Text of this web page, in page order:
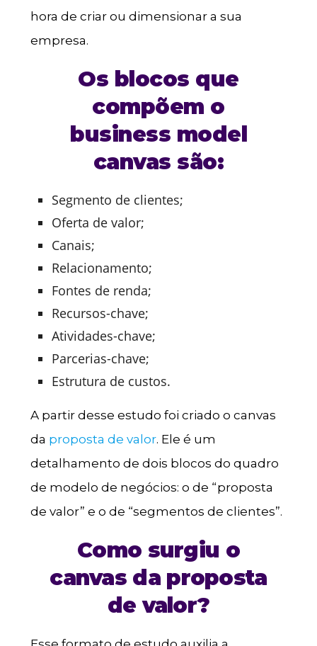
hora de criar ou dimensionar a sua
empresa.
Os blocos que
compõem o
business model
canvas são:
Segmento de clientes;
Oferta de valor;
Canais;
Relacionamento;
Fontes de renda;
Recursos-chave;
Atividades-chave;
Parcerias-chave;
Estrutura de custos.
A partir desse estudo foi criado o canvas
da proposta de valor. Ele é um
detalhamento de dois blocos do quadro
de modelo de negócios: o de “proposta
de valor” e o de “segmentos de clientes”.
Como surgiu o
canvas da proposta
de valor?